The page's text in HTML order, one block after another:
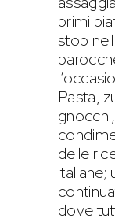
primi
stop
Pasta,
delle
italiane;
dove